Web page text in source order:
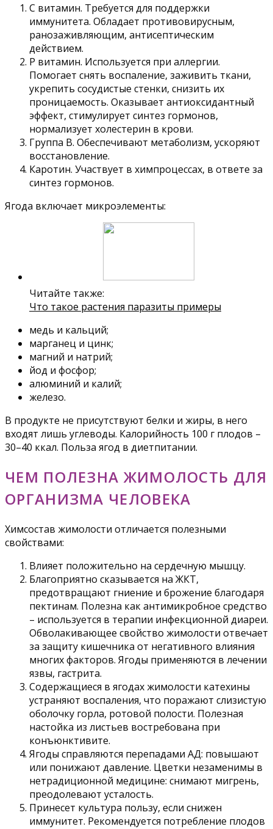
С витамин. Требуется для поддержки
иммунитета. Обладает противовирусным,
ранозаживляющим, антисептическим
действием.
Р витамин. Используется при аллергии.
Помогает снять воспаление, заживить ткани,
укрепить сосудистые стенки, снизить их
проницаемость. Оказывает антиоксидантный
эффект, стимулирует синтез гормонов,
нормализует холестерин в крови.
Группа В. Обеспечивают метаболизм, ускоряют
восстановление.
Каротин. Участвует в химпроцессах, в ответе за
синтез гормонов.
Ягода включает микроэлементы:
Читайте также:
Что такое растения паразиты примеры
медь и кальций;
марганец и цинк;
магний и натрий;
йод и фосфор;
алюминий и калий;
железо.
В продукте не присутствуют белки и жиры, в него
входят лишь углеводы. Калорийность 100 г плодов –
30–40 ккал. Польза ягод в диетпитании.
ЧЕМ ПОЛЕЗНА ЖИМОЛОСТЬ ДЛЯ
ОРГАНИЗМА ЧЕЛОВЕКА
Химсостав жимолости отличается полезными
свойствами:
Влияет положительно на сердечную мышцу.
Благоприятно сказывается на ЖКТ,
предотвращают гниение и брожение благодаря
пектинам. Полезна как антимикробное средство
– используется в терапии инфекционной диареи.
Обволакивающее свойство жимолости отвечает
за защиту кишечника от негативного влияния
многих факторов. Ягоды применяются в лечении
язвы, гастрита.
Содержащиеся в ягодах жимолости катехины
устраняют воспаления, что поражают слизистую
оболочку горла, ротовой полости. Полезная
настойка из листьев востребована при
конъюнктивите.
Ягоды справляются перепадами АД: повышают
или понижают давление. Цветки незаменимы в
нетрадиционной медицине: снимают мигрень,
преодолевают усталость.
Принесет культура пользу, если снижен
иммунитет. Рекомендуется потребление плодов